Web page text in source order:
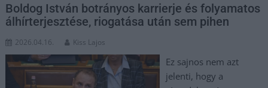
Boldog István botrányos karrierje és folyamatos
álhírterjesztése, riogatása után sem pihen
2026.04.16. Kiss Lajos
Ez sajnos nem azt
jelenti, hogy a